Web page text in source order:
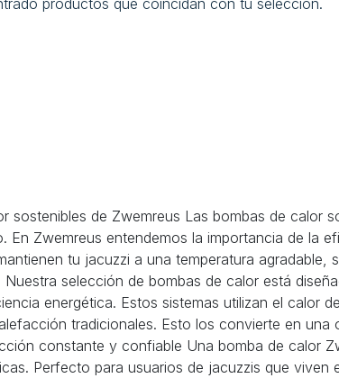
de Zwemreus Las bombas de calor
Zwemreus entendemos la importancia de la
tu jacuzzi a una temperatura agradable,
selección de bombas de calor está
energética. Estos sistemas utilizan el calor
tradicionales. Esto los convierte en
constante y confiable Una bomba de calor
Perfecto para usuarios de jacuzzis que viven